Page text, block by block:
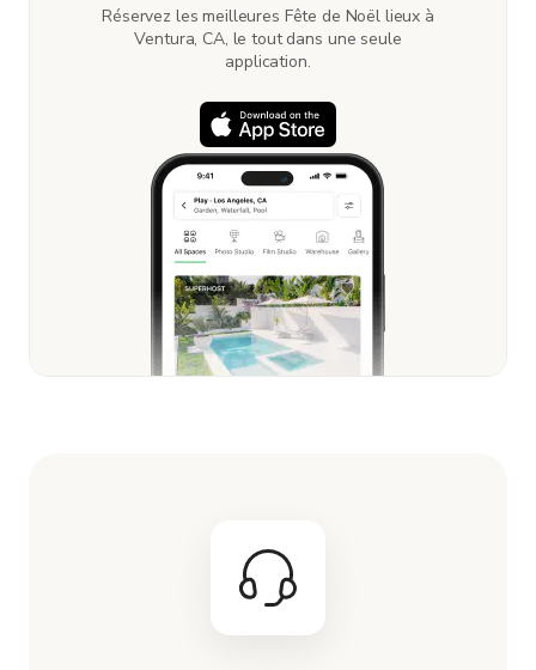
Réservez les meilleures Fête de Noël lieux à
Ventura, CA, le tout dans une seule
application.